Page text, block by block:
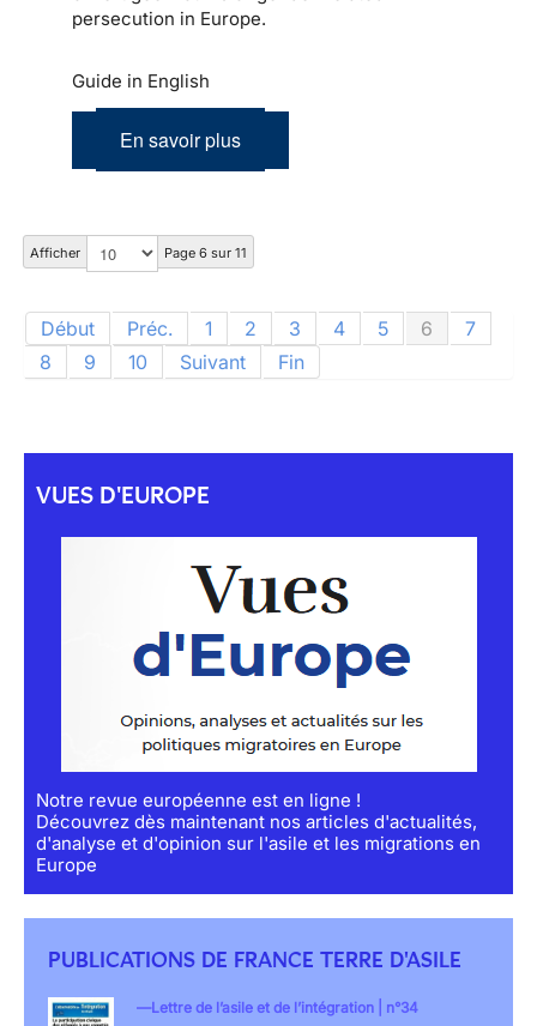
persecution in Europe.
Guide in English
En savoir plus
Afficher Page 6 sur 11
Début Préc. 1 2 3 4 5 6
7
8
9 10 Suivant Fin
VUES D'EUROPE
Notre revue européenne est en ligne !
Découvrez dès maintenant nos articles d'actualités,
d'analyse et d'opinion sur l'asile et les migrations en
Europe
PUBLICATIONS DE FRANCE TERRE D'ASILE
Lettre de l’asile et de l’intégration | n°34